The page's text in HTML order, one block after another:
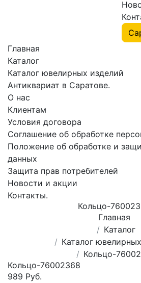
Главная
Каталог
Каталог ювелирных изделий
Антиквариат в Саратове.
О нас
Клиентам
Условия договора
Соглашение об обработке
Положение об обработке и
данных
Защита прав потребителей
Новости и акции
Контакты.
Кольцо-
Главная
Каталог
Каталог
Кольцо-
Кольцо-76002368
989 Руб.